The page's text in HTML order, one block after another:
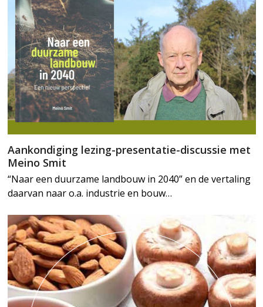
Aankondiging lezing-presentatie-discussie met
Meino Smit
“Naar een duurzame landbouw in 2040” en de vertaling
daarvan naar o.a. industrie en bouw…